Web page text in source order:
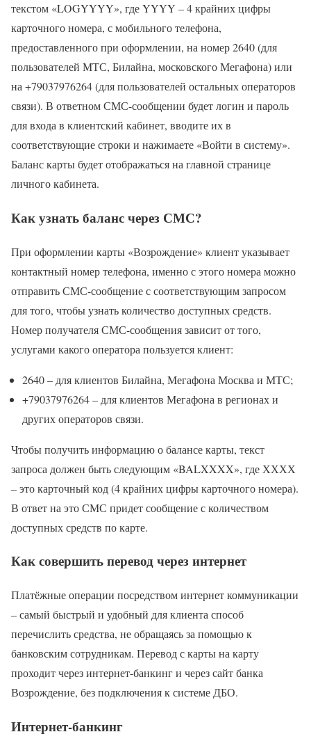
текстом «LOGYYYY», где YYYY – 4 крайних цифры
карточного номера, с мобильного телефона,
предоставленного при оформлении, на номер 2640 (для
пользователей МТС, Билайна, московского Мегафона) или
на +79037976264 (для пользователей остальных операторов
связи). В ответном СМС-сообщении будет логин и пароль
для входа в клиентский кабинет, вводите их в
соответствующие строки и нажимаете «Войти в систему».
Баланс карты будет отображаться на главной странице
личного кабинета.
Как узнать баланс через СМС?
При оформлении карты «Возрождение» клиент указывает
контактный номер телефона, именно с этого номера можно
отправить СМС-сообщение с соответствующим запросом
для того, чтобы узнать количество доступных средств.
Номер получателя СМС-сообщения зависит от того,
услугами какого оператора пользуется клиент:
2640 – для клиентов Билайна, Мегафона Москва и МТС;
+79037976264 – для клиентов Мегафона в регионах и
других операторов связи.
Чтобы получить информацию о балансе карты, текст
запроса должен быть следующим «BALXXXX», где ХХХХ
– это карточный код (4 крайних цифры карточного номера).
В ответ на это СМС придет сообщение с количеством
доступных средств по карте.
Как совершить перевод через интернет
Платёжные операции посредством интернет коммуникации
– самый быстрый и удобный для клиента способ
перечислить средства, не обращаясь за помощью к
банковским сотрудникам. Перевод с карты на карту
проходит через интернет-банкинг и через сайт банка
Возрождение, без подключения к системе ДБО.
Интернет-банкинг